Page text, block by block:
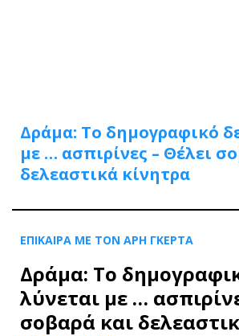
Δράμα: Το δημογραφικό
με … ασπιρίνες – Θέλει
δελεαστικά κίνητρα
ΕΠΙΚΑΙΡΑ ΜΕ ΤΟΝ ΑΡΗ ΓΚΕΡΤΑ
Δράμα: Το
λύνεται με …
σοβαρά και